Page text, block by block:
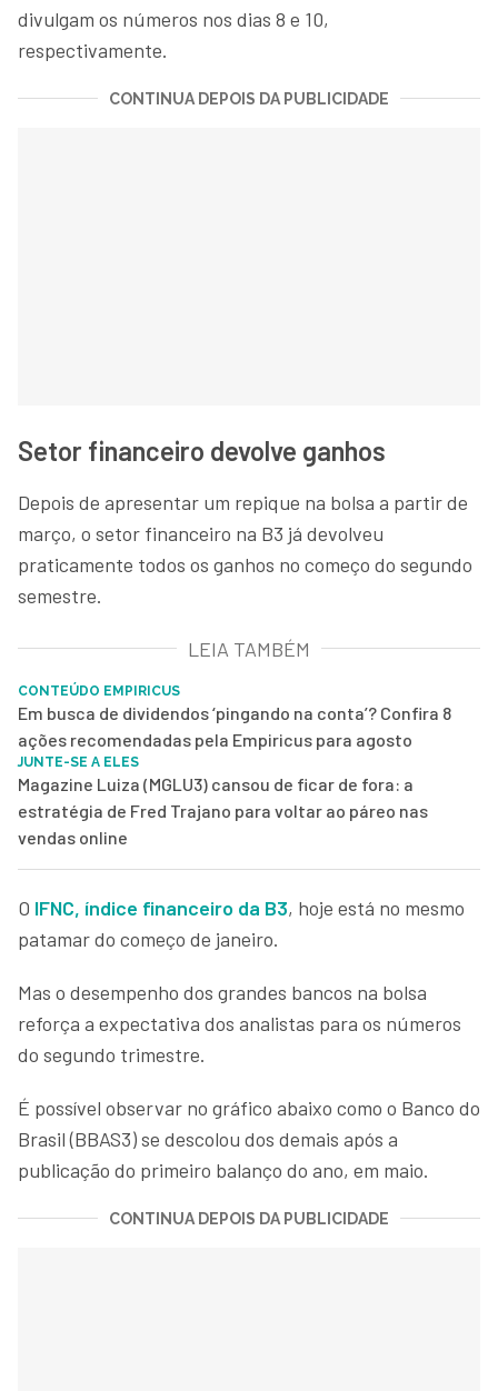
divulgam os números nos dias 8 e 10,
respectivamente.
CONTINUA DEPOIS DA PUBLICIDADE
Setor financeiro devolve ganhos
Depois de apresentar um repique na bolsa a partir de
março, o setor financeiro na B3 já devolveu
praticamente todos os ganhos no começo do segundo
semestre.
LEIA TAMBÉM
CONTEÚDO EMPIRICUS
Em busca de dividendos ‘pingando na conta’? Confira 8
ações recomendadas pela Empiricus para agosto
JUNTE-SE A ELES
Magazine Luiza (MGLU3) cansou de ficar de fora: a
estratégia de Fred Trajano para voltar ao páreo nas
vendas online
O IFNC, índice financeiro da B3, hoje está no mesmo
patamar do começo de janeiro.
Mas o desempenho dos grandes bancos na bolsa
reforça a expectativa dos analistas para os números
do segundo trimestre.
É possível observar no gráfico abaixo como o Banco do
Brasil (BBAS3) se descolou dos demais após a
publicação do primeiro balanço do ano, em maio.
CONTINUA DEPOIS DA PUBLICIDADE